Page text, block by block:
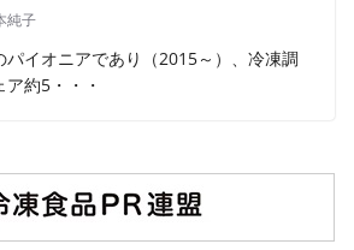
純子
パイオニアであり（2015～）、冷凍調
約5・・・